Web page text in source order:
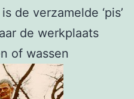
de verzamelde ‘pis’
de werkplaats
of wassen